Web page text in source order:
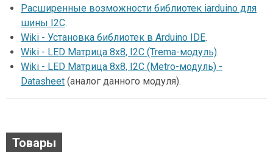
Расширенные возможности библиотек iarduino для
шины I2C.
Wiki - Установка библиотек в Arduino IDE.
Wiki - LED Матрица 8x8, I2C (Trema-модуль).
Wiki - LED Матрица 8x8, I2C (Metro-модуль) -
Datasheet (аналог данного модуля).
Товары